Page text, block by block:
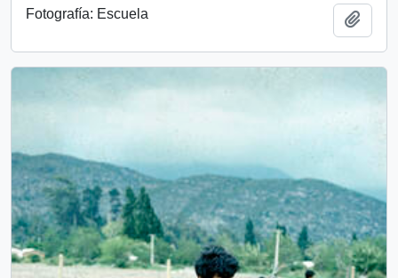
Fotografía: Escuela